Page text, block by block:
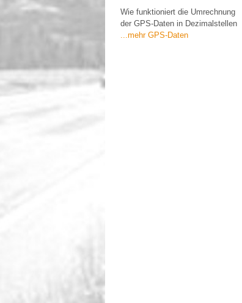
Wie funktioniert die Umrechnung
der GPS-Daten in Dezimalstellen
...mehr GPS-Daten